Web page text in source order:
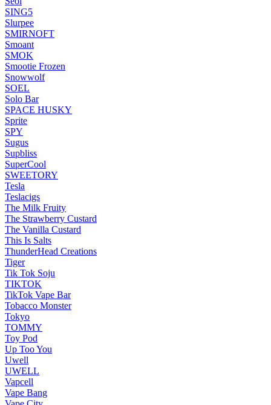
SING5
Slurpee
SMIRNOFT
Smoant
SMOK
Smootie Frozen
Snowwolf
SOEL
Solo Bar
SPACE HUSKY
Sprite
SPY
Sugus
Supbliss
SuperCool
SWEETORY
Tesla
Teslacigs
The Milk Fruity
The Strawberry Custard
The Vanilla Custard
This Is Salts
ThunderHead Creations
Tiger
Tik Tok Soju
TIKTOK
TikTok Vape Bar
Tobacco Monster
Tokyo
TOMMY
Toy Pod
Up Too You
Uwell
UWELL
Vapcell
Vape Bang